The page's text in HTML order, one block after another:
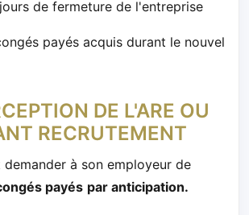
de fermeture de l'entreprise
payés acquis durant le nouvel
DE L'ARE OU
RECRUTEMENT
demander à son employeur de
payés par anticipation.